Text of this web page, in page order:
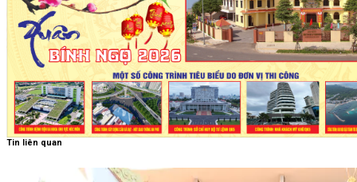
Tin liên quan